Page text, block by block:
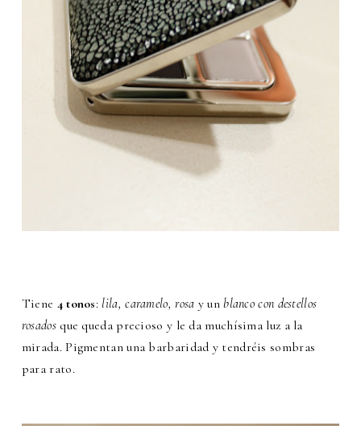
Tiene 4 tonos: lila, caramelo, rosa y unblanco con destellos
rosadosque queda precioso y le da muchísima luz a la
mirada. Pigmentan una barbaridad y tendréis sombras
para rato.